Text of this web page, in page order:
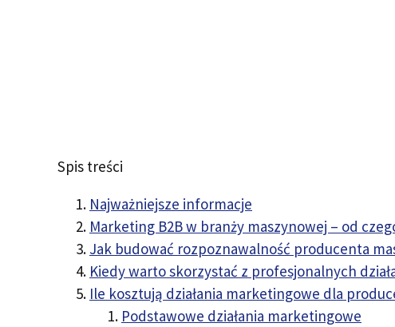
Spis treści
Najważniejsze informacje
Marketing B2B w branży maszynowej – od
Jak budować rozpoznawalność producenta
Kiedy warto skorzystać z profesjonalnych
Ile kosztują działania marketingowe dla
Podstawowe działania marketingowe